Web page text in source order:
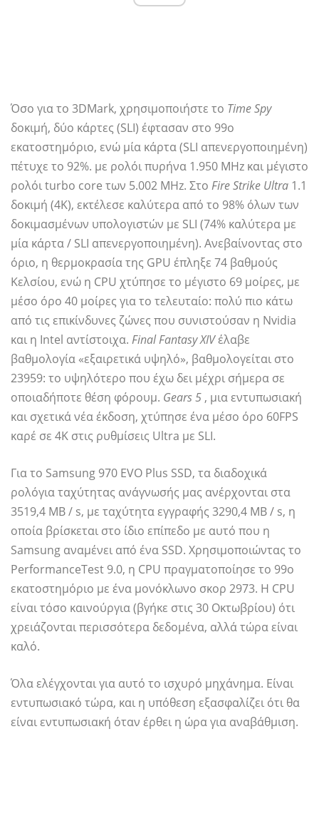
Όσο για το 3DMark, χρησιμοποιήστε το Time Spy
δοκιμή, δύο κάρτες (SLI) έφτασαν στο 99ο
εκατοστημόριο, ενώ μία κάρτα (SLI απενεργοποιημένη)
πέτυχε το 92%. με ρολόι πυρήνα 1.950 MHz και μέγιστο
ρολόι turbo core των 5.002 MHz. Στο Fire Strike Ultra 1.1
δοκιμή (4K), εκτέλεσε καλύτερα από το 98% όλων των
δοκιμασμένων υπολογιστών με SLI (74% καλύτερα με
μία κάρτα / SLI απενεργοποιημένη). Ανεβαίνοντας στο
όριο, η θερμοκρασία της GPU έπληξε 74 βαθμούς
Κελσίου, ενώ η CPU χτύπησε το μέγιστο 69 μοίρες, με
μέσο όρο 40 μοίρες για το τελευταίο: πολύ πιο κάτω
από τις επικίνδυνες ζώνες που συνιστούσαν η Nvidia
και η Intel αντίστοιχα. Final Fantasy XIVέλαβε
βαθμολογία «εξαιρετικά υψηλό», βαθμολογείται στο
23959: το υψηλότερο που έχω δει μέχρι σήμερα σε
οποιαδήποτε θέση φόρουμ. Gears 5 , μια εντυπωσιακή
και σχετικά νέα έκδοση, χτύπησε ένα μέσο όρο 60FPS
καρέ σε 4K στις ρυθμίσεις Ultra με SLI.
Για το Samsung 970 EVO Plus SSD, τα διαδοχικά
ρολόγια ταχύτητας ανάγνωσής μας ανέρχονται στα
3519,4 MB / s, με ταχύτητα εγγραφής 3290,4 MB / s, η
οποία βρίσκεται στο ίδιο επίπεδο με αυτό που η
Samsung αναμένει από ένα SSD. Χρησιμοποιώντας το
PerformanceTest 9.0, η CPU πραγματοποίησε το 99ο
εκατοστημόριο με ένα μονόκλωνο σκορ 2973. Η CPU
είναι τόσο καινούργια (βγήκε στις 30 Οκτωβρίου) ότι
χρειάζονται περισσότερα δεδομένα, αλλά τώρα είναι
καλό.
Όλα ελέγχονται για αυτό το ισχυρό μηχάνημα. Είναι
εντυπωσιακό τώρα, και η υπόθεση εξασφαλίζει ότι θα
είναι εντυπωσιακή όταν έρθει η ώρα για αναβάθμιση.